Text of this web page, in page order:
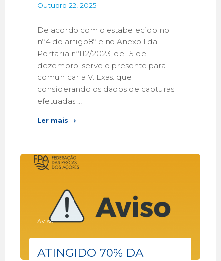
Outubro 22, 2025
De acordo com o estabelecido no
nº4 do artigo8º e no Anexo I da
Portaria nº112/2023, de 15 de
dezembro, serve o presente para
comunicar a V. Exas. que
considerando os dados de capturas
efetuadas …
Ler mais
Aviso
ATINGIDO 70% DA